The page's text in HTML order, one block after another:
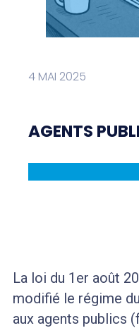
AGENTS
4 MAI 2025
La loi du 1er août
modifié le régime
aux agents publics